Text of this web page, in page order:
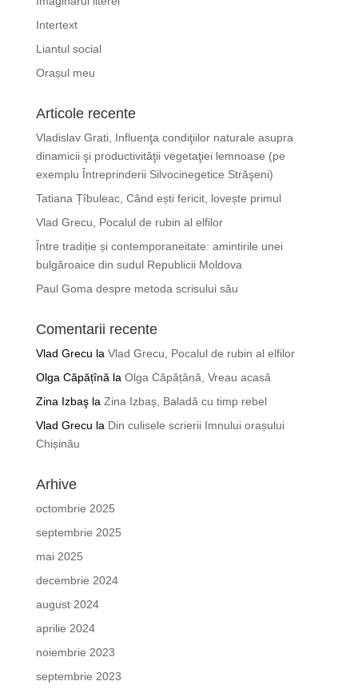
Intertext
Liantul social
Orașul meu
Articole recente
Vladislav Grati, Influenţa condiţiilor naturale asupra
dinamicii şi productivităţii vegetaţiei lemnoase (pe
exemplu Întreprinderii Silvocinegetice Străşeni)
Tatiana Țîbuleac, Când ești fericit, lovește primul
Vlad Grecu, Pocalul de rubin al elfilor
Între tradiție și contemporaneitate: amintirile unei
bulgăroaice din sudul Republicii Moldova
Paul Goma despre metoda scrisului său
Comentarii recente
Vlad Grecu la Vlad Grecu, Pocalul de rubin al elfilor
Olga Căpățînă la Olga Căpățână, Vreau acasă
Zina Izbaşla Zina Izbaș, Baladă cu timp rebel
Vlad Grecu la Din culisele scrierii Imnului orașului
Chișinău
Arhive
octombrie 2025
septembrie 2025
mai 2025
decembrie 2024
august 2024
aprilie 2024
noiembrie 2023
septembrie 2023